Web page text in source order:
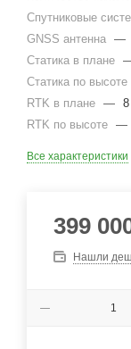
Спутниковые
GNSS антенна —
Статика в плане
Статика по высоте
RTK в плане —
RTK по высоте —
Все характеристики
399
Нашли